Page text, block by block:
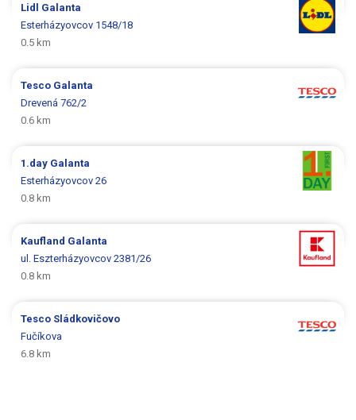
Lidl Galanta
Esterházyovcov 1548/18
0.5 km
Tesco Galanta
Drevená 762/2
0.6 km
1.day Galanta
Esterházyovcov 26
0.8 km
Kaufland Galanta
ul. Eszterházyovcov 2381/26
0.8 km
Tesco Sládkovičovo
Fučíkova
6.8 km